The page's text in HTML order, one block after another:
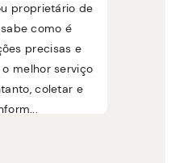
proprietário de
como é
precisas e
melhor serviço
coletar e